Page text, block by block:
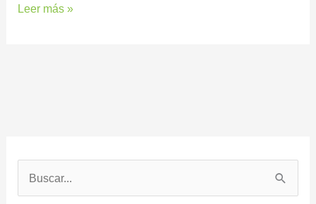
Leer más »